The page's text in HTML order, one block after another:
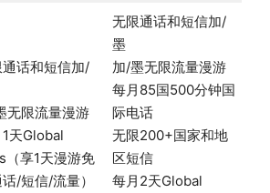
话和短信加/
无限流量漫游
天Global
（享1天漫游免
/短信/流量）
无限通话和短信加/
墨
加/墨无限流量漫游
每月85国500分钟国
际电话
无限200+国家和地
区短信
每月2天Global